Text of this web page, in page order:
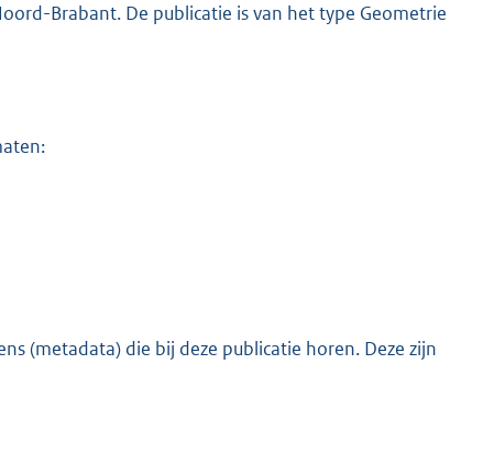
d
8
Brabant. De publicatie is van het type Geometrie
(metadata) die bij deze publicatie horen. Deze zijn